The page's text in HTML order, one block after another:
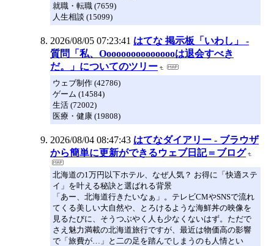
就職・転職 (7659)
人生相談 (15099)
2026/08/05 07:23:41 はてな 掲示板「いわし」 -
質問「私、Oooooooooooooooは退会すべき
だ。」についてのツリー
ウェブ制作 (42786)
ゲーム (14584)
生活 (72002)
医療・健康 (19808)
2026/08/04 08:47:43 はてなダイアリー - ブラウザ
から簡単に更新ができるウェブ日記＝ブログ
北海道の1万円以下ホテル、なぜ人気？ お得に「快適ステ
イ」を叶える秘訣と選ばれる背景
「あー、北海道行きたいなぁ」。テレビCMやSNSで流れ
てくる美しい大自然や、とろけるような海鮮丼の映像を
見るたびに、そうつぶやく人も少なくないはず。ただで
さえ魅力満載の北海道旅行ですが、最近は物価高の影響
で「旅費が…」と二の足を踏んでしまうのも人情とい